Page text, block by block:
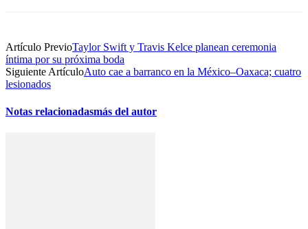
Artículo PrevioTaylor Swift y Travis Kelce planean ceremonia
íntima por su próxima boda
Siguiente ArtículoAuto cae a barranco en la México–Oaxaca; cuatro
lesionados
Notas relacionadasmás del autor